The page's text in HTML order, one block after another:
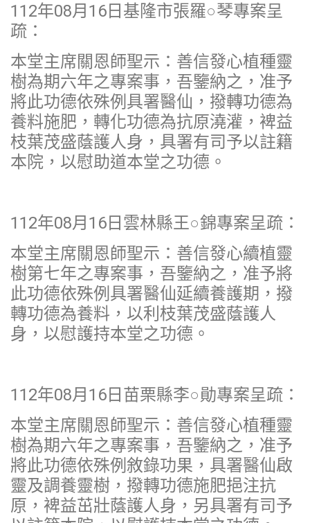
112年08月16日基隆市張羅○琴專案呈
疏：
本堂主席關恩師聖示：善信發心植種靈
樹為期六年之專案事，吾鑒納之，准予
將此功德依殊例具署醫仙，撥轉功德為
養料施肥，轉化功德為抗原澆灌，裨益
枝葉茂盛蔭護人身，具署有司予以註籍
本院，以慰助道本堂之功德。
112年08月16日雲林縣王○錦專案呈疏：
本堂主席關恩師聖示：善信發心續植靈
樹第七年之專案事，吾鑒納之，准予將
此功德依殊例具署醫仙延續養護期，撥
轉功德為養料，以利枝葉茂盛蔭護人
身，以慰護持本堂之功德。
112年08月16日苗栗縣李○勛專案呈疏：
本堂主席關恩師聖示：善信發心植種靈
樹為期六年之專案事，吾鑒納之，准予
將此功德依殊例敘錄功果，具署醫仙啟
靈及調養靈樹，撥轉功德施肥挹注抗
原，裨益茁壯蔭護人身，另具署有司予